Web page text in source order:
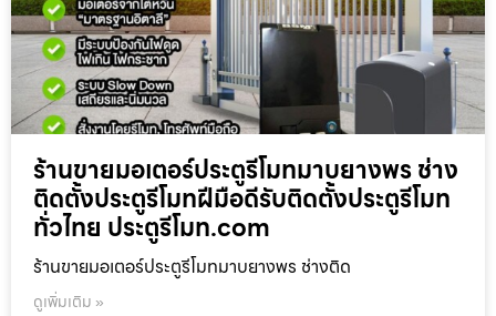
ร้านขายมอเตอร์ประตูรีโมทมาบยางพร ช่าง
ติดตั้งประตูรีโมทฝีมือดีรับติดตั้งประตูรีโมท
ทั่วไทย ประตูรีโมท.com
ร้านขายมอเตอร์ประตูรีโมทมาบยางพร ช่างติด
ดูเพิ่มเติม »